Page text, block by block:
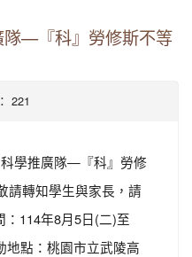
隊—『科』勞修斯不等
221
學推廣隊—『科』勞修
請轉知學生與家長，請
114年8月5日(二)至
地點：桃園市立武陵高